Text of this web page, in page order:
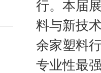
行。本届
料与新技
余家塑料
专业性最